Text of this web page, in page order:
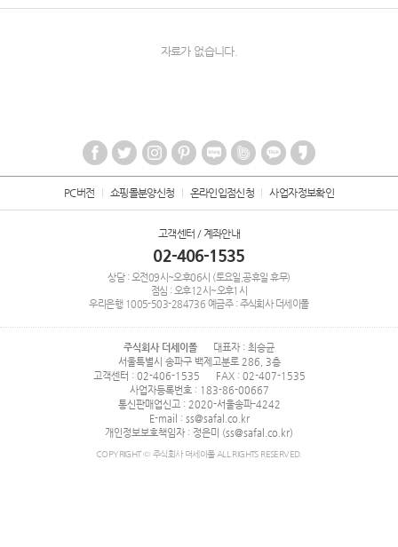
자료가 없습니다.
PC버전 쇼핑몰분양신청 온라인입점신청 사업자정보확인
고객센터 / 계좌안내
02-406-1535
상담 : 오전09시~오후06시 (토요일,공휴일 휴무)
점심 : 오후12시~오후1시
우리은행 1005-503-284736 예금주 : 주식회사 더세이폴
주식회사 더세이폴
대표자 : 최승균
서울특별시 송파구 백제고분로 286, 3층
고객센터 : 02-406-1535
FAX : 02-407-1535
사업자등록번호 : 183-86-00667
통신판매업신고 : 2020-서울송파-4242
E-mail : ss@safal.co.kr
개인정보보호책임자 : 정은미 (ss@safal.co.kr)
COPYRIGHT © 주식회사 더세이폴 ALL RIGHTS RESERVED.